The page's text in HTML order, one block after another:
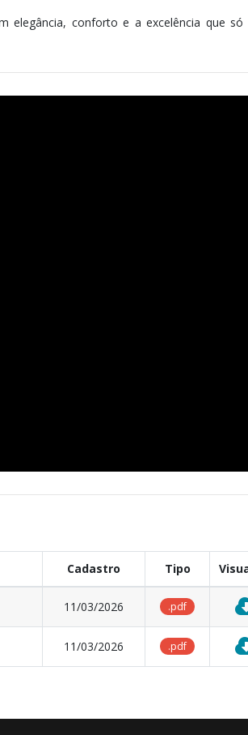
elegância, conforto e a excelência que só
Cadastro Tipo
11/03/2026 .pdf
11/03/2026 .pdf